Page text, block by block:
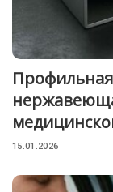
15.01.2026